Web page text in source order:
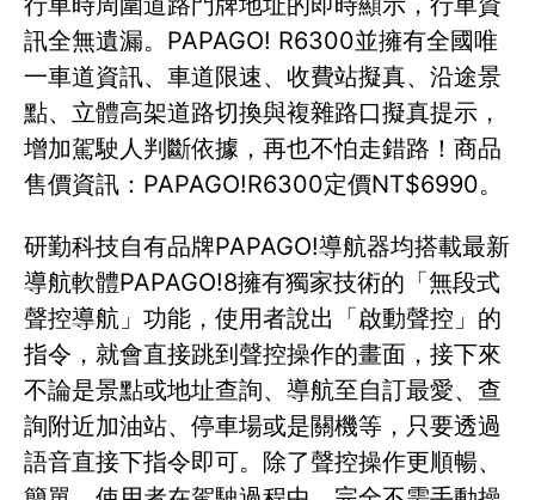
訊全無遺漏。PAPAGO! R6300並擁有全國唯
一車道資訊、車道限速、收費站擬真、沿途景
點、立體高架道路切換與複雜路口擬真提示，
增加駕駛人判斷依據，再也不怕走錯路！商品
售價資訊：PAPAGO!R6300定價NT$6990。
研勤科技自有品牌PAPAGO!導航器均搭載最新
導航軟體PAPAGO!8擁有獨家技術的「無段式
聲控導航」功能，使用者說出「啟動聲控」的
指令，就會直接跳到聲控操作的畫面，接下來
不論是景點或地址查詢、導航至自訂最愛、查
詢附近加油站、停車場或是關機等，只要透過
語音直接下指令即可。除了聲控操作更順暢、